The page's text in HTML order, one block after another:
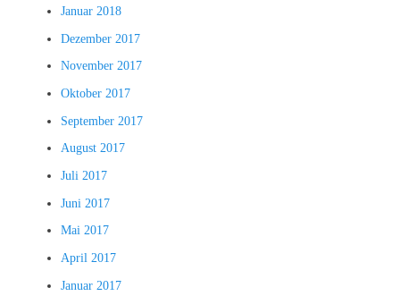
Januar 2018
Dezember 2017
November 2017
Oktober 2017
September 2017
August 2017
Juli 2017
Juni 2017
Mai 2017
April 2017
Januar 2017